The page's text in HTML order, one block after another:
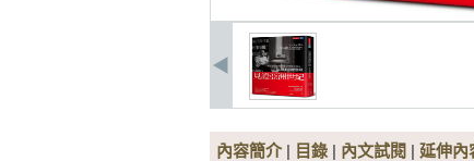
內容簡介| 目錄 | 內文試閱 | 延伸內